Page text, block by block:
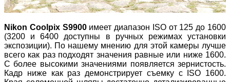
Nikon Coolpix S9900имеет диапазон ISO от 125 до 1600
(3200 и 6400 доступны в ручных режимах установки
экспозиции). По нашему мнению для этой камеры лучше
всего как раз подходят значения равные или ниже 1600.
С более высокими значениями появляется зернистость.
Кадр ниже как раз демонстрирует съемку с ISO 1600.